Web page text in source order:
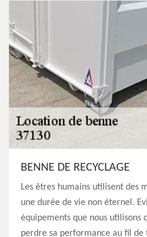
BENNE DE RECYCLAGE
Les êtres humains utilisent des
une durée de vie non éternel.
équipements que nous utilisons
perdre sa performance au fil de